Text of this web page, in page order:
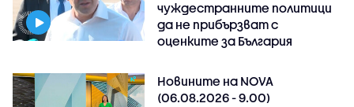
чуждестранните политици
да не прибързват с
оценките за България
Новините на NOVA
(06.08.2026 - 9.00)